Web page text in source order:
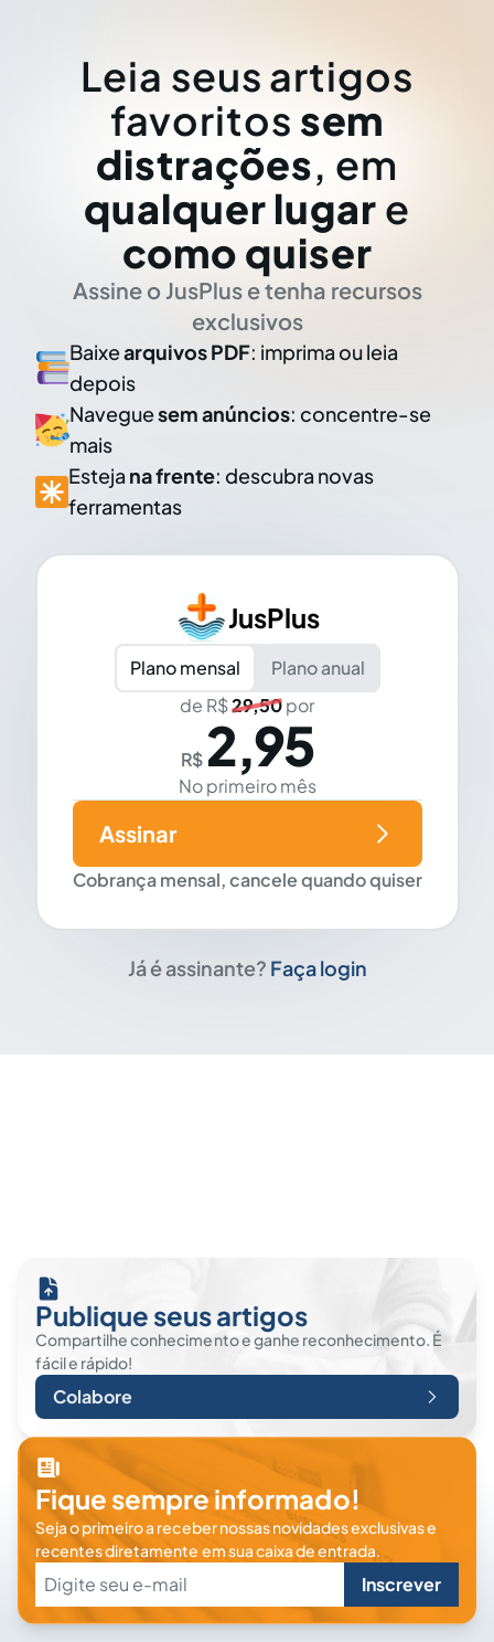
Leia seus artigos
favoritos sem
distrações, em
qualquer lugar e
como quiser
Assine o JusPlus e tenha recursos
exclusivos
Baixearquivos PDF: imprima ou leia
depois
Naveguesem anúncios: concentre-se
mais
Esteja na frente: descubra novas
ferramentas
JusPlus
Plano mensal
Plano anual
de R$29,50por
R$ 2,95
No primeiro mês
Cobrança mensal, cancele quando quiser
Assinar
Já é assinante? Faça login
Publique seus artigos
Compartilhe conhecimento e ganhe reconhecimento. É
fácil e rápido!
Colabore
Fique sempre informado!
Seja o primeiro a receber nossas novidades exclusivas e
recentes diretamente em sua caixa de entrada.
Inscrever